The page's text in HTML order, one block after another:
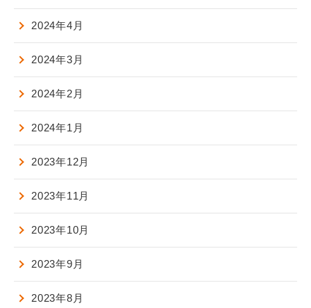
2024年4月
2024年3月
2024年2月
2024年1月
2023年12月
2023年11月
2023年10月
2023年9月
2023年8月